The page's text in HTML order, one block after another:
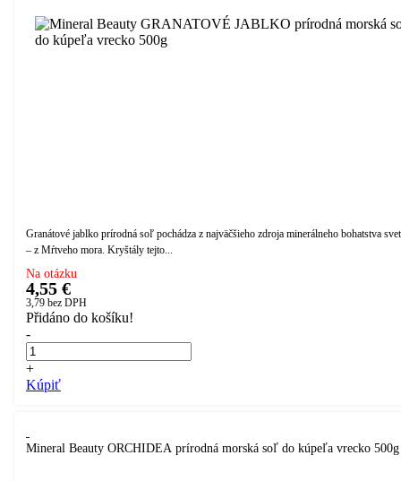
Granátové jablko prírodná soľ pochádza z najväčšieho zdroja minerálneho bohatstva
– z Mŕtveho mora. Kryštály tejto...
Na otázku
4,55 €
3,79 bez DPH
Přidáno do košíku!
-
+
Kúpiť
Mineral Beauty ORCHIDEA prírodná morská soľ do kúpeľa vrecko 500g